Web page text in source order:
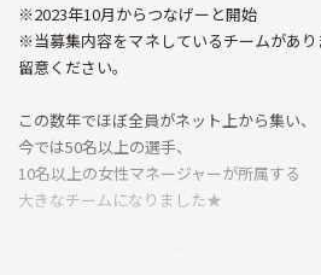
※2023年10月からつなげーと開始
※当募集内容をマネしているチームがあ
留意ください。
この数年でほぼ全員がネット上から集い、
今では50名以上の選手、
10名以上の女性マネージャーが所属する
大きなチームになりました★